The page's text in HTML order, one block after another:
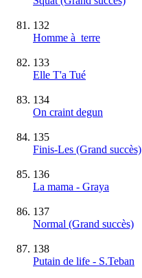
132
Homme à terre
133
Elle T'a Tué
134
On craint degun
135
Finis-Les (Grand succès)
136
La mama - Graya
137
Normal (Grand succès)
138
Putain de life - S.Teban